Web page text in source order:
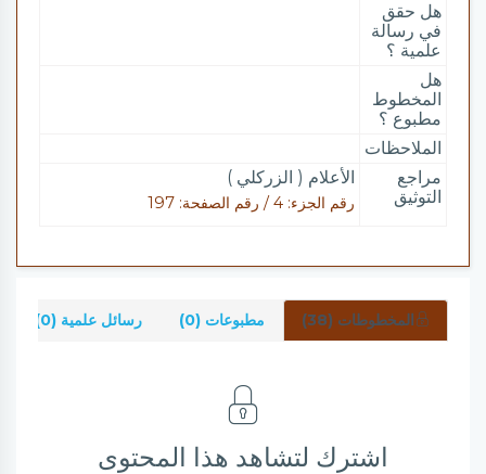
هل حقق
في رسالة
علمية ؟
هل
المخطوط
مطبوع ؟
الملاحظات
مراجع
التوثيق
الأعلام ( الزركلي )
رقم الجزء: 4 / رقم الصفحة: 197
المخطوطات (38) مطبوعات (0) رسائل علمية (0)
اشترك لتشاهد هذا المحتوى